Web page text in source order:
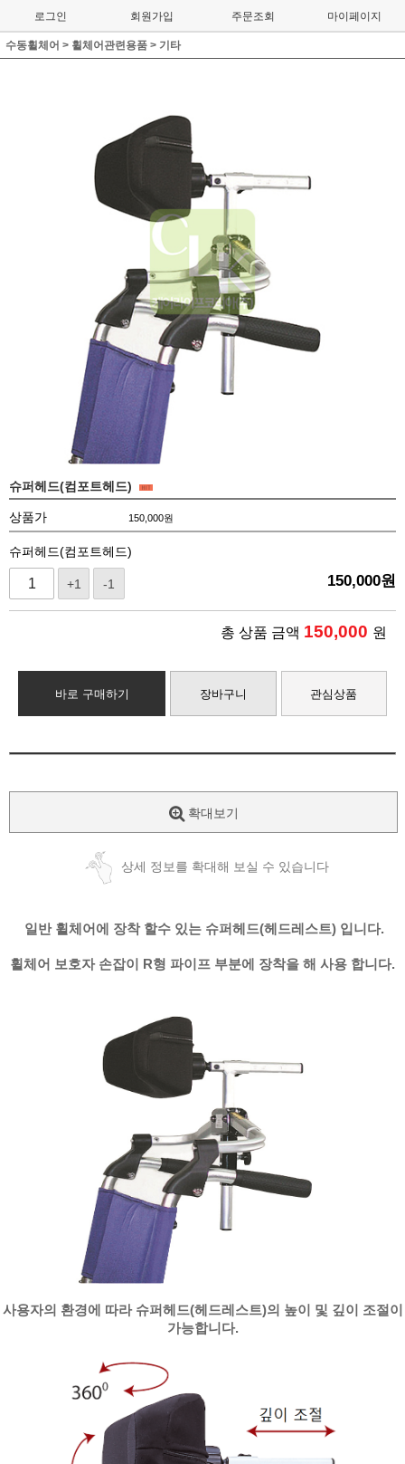
로그인 회원가입 주문조회 마이페이지
수동휠체어 > 휠체어관련용품 > 기타
슈퍼헤드(컴포트헤드)
상품가 150,000원
슈퍼헤드(컴포트헤드)
+1 -1 150,000원
총 상품 금액 150,000 원
바로 구매하기 장바구니 관심상품
확대보기
상세 정보를 확대해 보실 수 있습니다
일반 휠체어에 장착 할수 있는 슈퍼헤드(헤드레스트) 입니다.
휠체어 보호자 손잡이 R형 파이프 부분에 장착을 해 사용 합니다.
사용자의 환경에 따라 슈퍼헤드(헤드레스트)의 높이 및 깊이 조절이
가능합니다.